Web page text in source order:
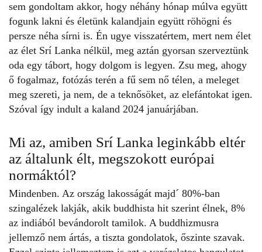
sem gondoltam akkor, hogy néhány hónap múlva együtt
fogunk lakni és életünk kalandjain együtt röhögni és
persze néha sírni is. Én ugye visszatértem, mert nem élet
az élet Srí Lanka nélkül, meg aztán gyorsan szerveztünk
oda egy tábort, hogy dolgom is legyen. Zsu meg, ahogy
ő fogalmaz, fotózás terén a fű sem nő télen, a meleget
meg szereti, ja nem, de a teknősöket, az elefántokat igen.
Szóval így indult a kaland 2024 januárjában.
Mi az, amiben Srí Lanka leginkább eltér
az általunk élt, megszokott európai
normáktól?
Mindenben. Az ország lakosságát majd´ 80%-ban
szingalézek lakják, akik buddhista hit szerint élnek, 8%
az indiából bevándorolt tamilok. A buddhizmusra
jellemző nem ártás, a tiszta gondolatok, őszinte szavak.